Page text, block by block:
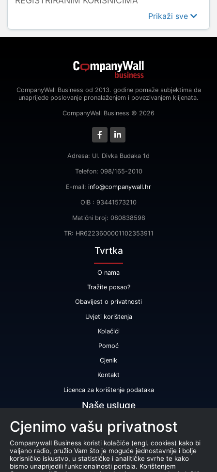
Prikaži sve
CompanyWall Business od 2013. godine pomaže subjektima da
unaprijede poslovanje pronalaženjem i povezivanjem klijenata.
CompanyWall Business © 2026
Adresa: Ul. Divka Budaka 1d
Telefon: 098/165-2010
E-mail: info@companywall.hr
OIB : 93441573210
Matični broj: 080838598
TR: HR6223600001102353911
Tvrtka
O nama
Tražite posao?
Obavijest o privatnosti
Uvjeti korištenja
Kolačići
Pomoć
Cjenik
Kontakt
Licenca za korištenje podataka
Naše usluge
Bonitetna ocjena
Bonitetno izvješće
Certifikat bonitetne izvrsnosti
Cjenimo vašu privatnost
Companywall Business koristi kolačiće (engl. cookies) kako bi
valjano radio, pružio Vam što je moguće jednostavnije i bolje
korisničko iskustvo, u statističke i analitičke svrhe te kako
bismo unaprijedili funkcionalnosti portala. Korištenjem